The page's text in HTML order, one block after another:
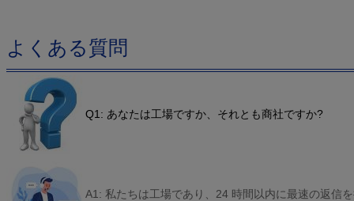
よくある質問
Q1: あなたは工場ですか、それとも商社ですか?
A1: 私たちは工場であり、24 時間以内に最速の返信